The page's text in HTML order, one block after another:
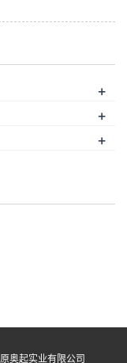
+
+
+
奥起实业有限公司